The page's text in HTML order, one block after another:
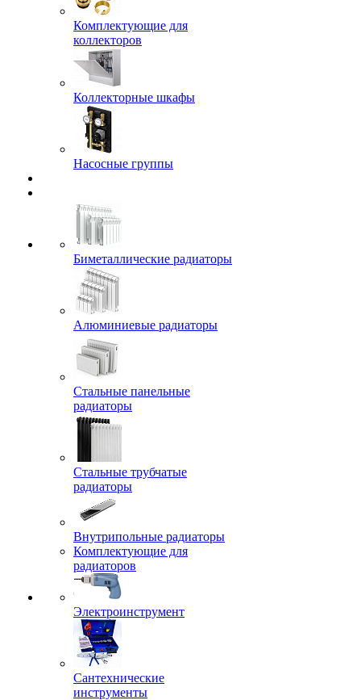
Комплектующие для
коллекторов
Коллекторные шкафы
Насосные группы
Биметаллические радиаторы
Алюминиевые радиаторы
Стальные панельные
радиаторы
Стальные трубчатые
радиаторы
Внутрипольные радиаторы
Комплектующие для
радиаторов
Электроинструмент
Сантехнические
инструменты